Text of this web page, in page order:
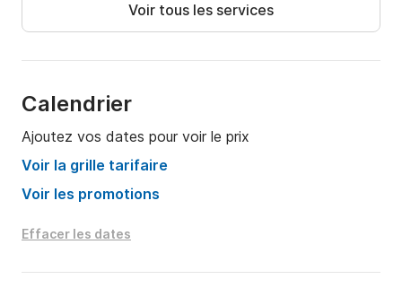
Voir tous les services
Calendrier
Ajoutez vos dates pour voir le prix
Voir la grille tarifaire
Voir les promotions
Effacer les dates